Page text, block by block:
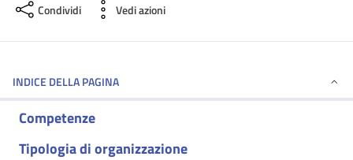
Condividi Vedi azioni
INDICE DELLA PAGINA
Competenze
Tipologia di organizzazione